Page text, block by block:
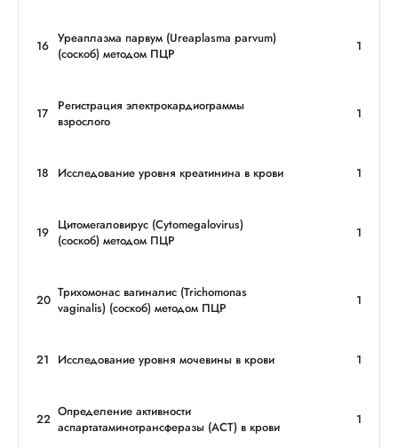
16 Уреаплазма парвум (Ureaplasma parvum)
(соскоб) методом ПЦР
1
17
Регистрация электрокардиограммы
взрослого
1
18 Исследование уровня креатинина в крови 1
19 Цитомегаловирус (Cytomegalovirus)
(соскоб) методом ПЦР
1
20 Трихомонас вагиналис (Trichomonas
vaginalis) (соскоб) методом ПЦР
1
21 Исследование уровня мочевины в крови 1
22 Определение активности
аспартатаминотрансферазы (АСТ) в крови
1